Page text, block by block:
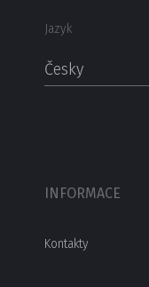
Jazyk
Česky
INFORMACE
Kontakty